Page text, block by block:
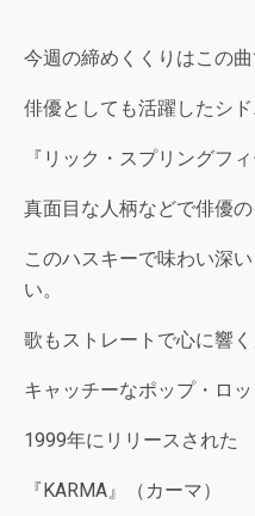
今週の締めくくりはこの曲
俳優としても活躍したシド
『リック・スプリングフィ
真面目な人柄などで俳優
このハスキーで味わい深
い。
歌もストレートで心に響く
キャッチーなポップ・ロッ
1999年にリリースされた
『KARMA』（カーマ）